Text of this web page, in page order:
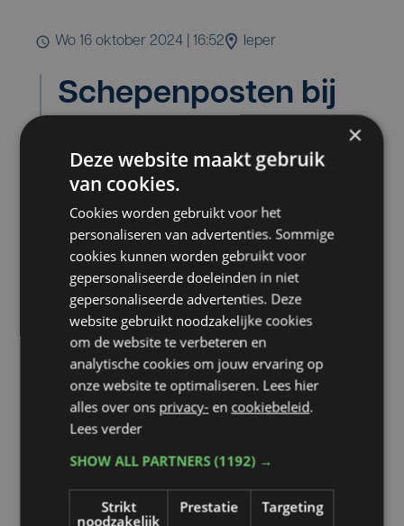
wo 16 oktober 2024 | 16:52 Ieper
Schepenposten bij
Team Ieper verdeeld,
diepe ontgoocheling
bij Vooruit
Na de verkiezingen is er diepe
ontgoocheling bij Vooruit In Ieper.
De partij kon één op drie Ieperlingen
overtuigen, en levert met Valentijn
Despeghel dé stemmenkampioen.
12 verkozenen op de
oppositiebanken. Kopman Philip
×
Deze website maakt gebruik
van cookies.
Cookies worden gebruikt voor het
personaliseren van advertenties. Sommige
cookies kunnen worden gebruikt voor
gepersonaliseerde doeleinden in niet
gepersonaliseerde advertenties. Deze
website gebruikt noodzakelijke cookies
om de website te verbeteren en
analytische cookies om jouw ervaring op
onze website te optimaliseren. Lees hier
alles over ons privacy- en cookiebeleid.
Lees verder
SHOW ALL PARTNERS(1192) →
Strikt
noodzakelijk
Prestatie Targeting